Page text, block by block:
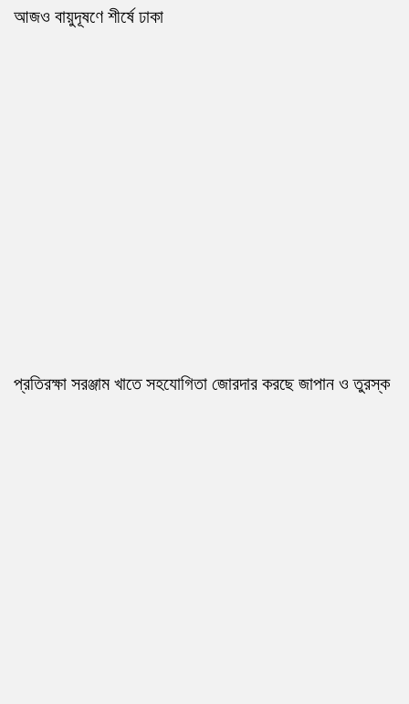
আজও বায়ুদূষণে শীর্ষে ঢাকা
প্রতিরক্ষা সরঞ্জাম খাতে সহযোগিতা জোরদার করছে জাপান ও তুরস্ক